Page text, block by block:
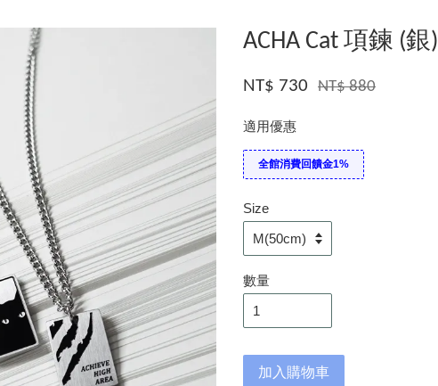
ACHA Cat 項鍊 (銀)
NT$ 730 NT$ 880
適用優惠
全館消費回饋金1%
Size
數量
加入購物車